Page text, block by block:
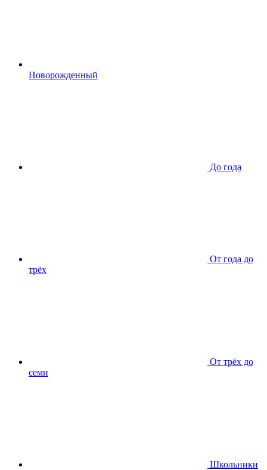
Новорожденный
До года
От года до
трёх
От трёх до
семи
Школьники